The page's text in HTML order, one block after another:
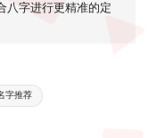
八字进行更精准的定
字推荐